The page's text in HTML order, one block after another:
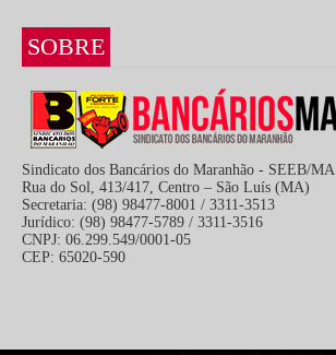
SOBRE
Sindicato dos Bancários do Maranhão - SEEB/MA
Rua do Sol, 413/417, Centro – São Luís (MA)
Secretaria: (98) 98477-8001 / 3311-3513
Jurídico: (98) 98477-5789 / 3311-3516
CNPJ: 06.299.549/0001-05
CEP: 65020-590